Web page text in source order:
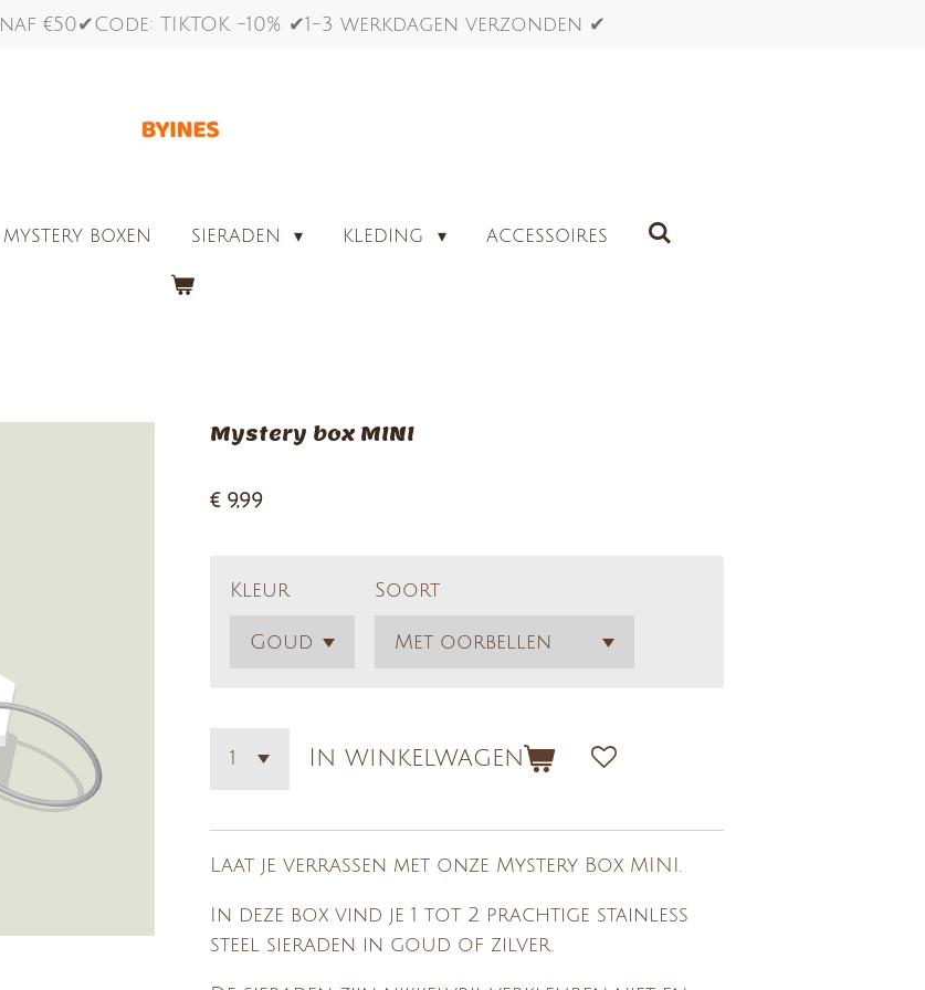
€50✔Code: TIKTOK -10% ✔1-3 werkdagen verzonden ✔
MYSTERY BOXEN SIERADEN KLEDING ACCESSOIRES
Mystery box MINI
€ 9,99
Kleur Soort
In winkelwagen
Laat je verrassen met onze Mystery Box MINI.
In deze box vind je 1 tot 2 prachtige stainless
steel sieraden in goud of zilver.